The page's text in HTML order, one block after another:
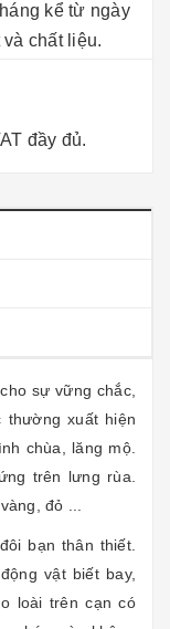
kể từ ngày
chất liệu.
đầy đủ.
sự vững chắc,
thường xuất hiện
chùa, lăng mộ.
trên lưng rùa.
đỏ ...
bạn thân thiết.
vật biết bay,
loài trên cạn có